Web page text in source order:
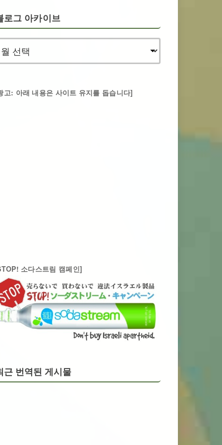
로그 아카이브
고: 아래 내용은 사이트 유지를 돕습니다]
소다스트림 캠페인]
근 번역된 게시물